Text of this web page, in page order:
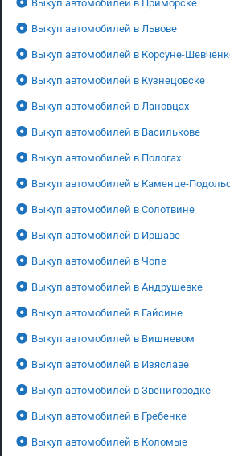
Выкуп автомобилей в Приморске
Выкуп автомобилей в Львове
Выкуп автомобилей в Корсуне-
Выкуп автомобилей в Кузнецовске
Выкуп автомобилей в Лановцах
Выкуп автомобилей в Василькове
Выкуп автомобилей в Пологах
Выкуп автомобилей в Каменце-
Выкуп автомобилей в Солотвине
Выкуп автомобилей в Иршаве
Выкуп автомобилей в Чопе
Выкуп автомобилей в Андрушевке
Выкуп автомобилей в Гайсине
Выкуп автомобилей в Вишневом
Выкуп автомобилей в Изяславе
Выкуп автомобилей в Звенигородке
Выкуп автомобилей в Гребенке
Выкуп автомобилей в Коломые